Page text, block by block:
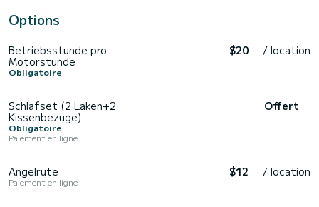
Options
Betriebsstunde pro
Motorstunde
Obligatoire
$20 / location
Schlafset (2 Laken+2
Kissenbezüge)
Obligatoire
Paiement en ligne
Offert
Angelrute
Paiement en ligne
$12 / location